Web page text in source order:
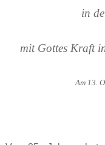
in
mit Gottes Kraft
Am 13.